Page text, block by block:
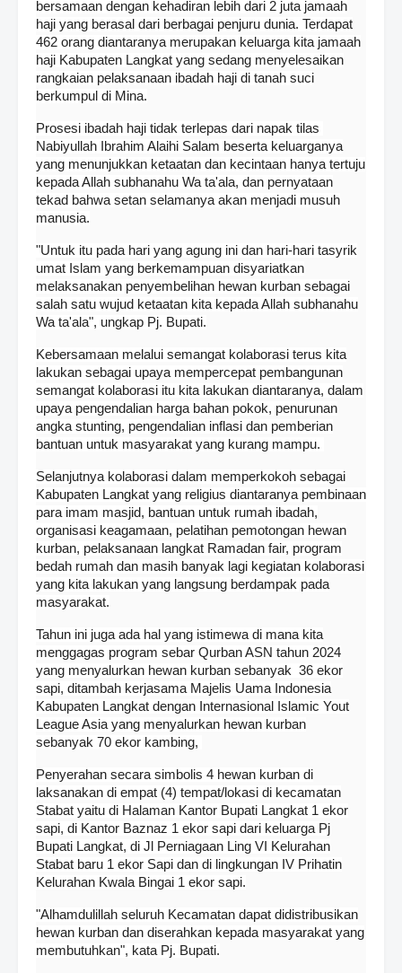
bersamaan dengan kehadiran lebih dari 2 juta jamaah
haji yang berasal dari berbagai penjuru dunia. Terdapat
462 orang diantaranya merupakan keluarga kita jamaah
haji Kabupaten Langkat yang sedang menyelesaikan
rangkaian pelaksanaan ibadah haji di tanah suci
berkumpul di Mina.
Prosesi ibadah haji tidak terlepas dari napak tilas
Nabiyullah Ibrahim Alaihi Salam beserta keluarganya
yang menunjukkan ketaatan dan kecintaan hanya tertuju
kepada Allah subhanahu Wa ta'ala, dan pernyataan
tekad bahwa setan selamanya akan menjadi musuh
manusia.
"Untuk itu pada hari yang agung ini dan hari-hari tasyrik
umat Islam yang berkemampuan disyariatkan
melaksanakan penyembelihan hewan kurban sebagai
salah satu wujud ketaatan kita kepada Allah subhanahu
Wa ta'ala", ungkap Pj. Bupati.
Kebersamaan melalui semangat kolaborasi terus kita
lakukan sebagai upaya mempercepat pembangunan
semangat kolaborasi itu kita lakukan diantaranya, dalam
upaya pengendalian harga bahan pokok, penurunan
angka stunting, pengendalian inflasi dan pemberian
bantuan untuk masyarakat yang kurang mampu.
Selanjutnya kolaborasi dalam memperkokoh sebagai
Kabupaten Langkat yang religius diantaranya pembinaan
para imam masjid, bantuan untuk rumah ibadah,
organisasi keagamaan, pelatihan pemotongan hewan
kurban, pelaksanaan langkat Ramadan fair, program
bedah rumah dan masih banyak lagi kegiatan kolaborasi
yang kita lakukan yang langsung berdampak pada
masyarakat.
Tahun ini juga ada hal yang istimewa di mana kita
menggagas program sebar Qurban ASN tahun 2024
yang menyalurkan hewan kurban sebanyak 36 ekor
sapi, ditambah kerjasama Majelis Uama Indonesia
Kabupaten Langkat dengan Internasional Islamic Yout
League Asia yang menyalurkan hewan kurban
sebanyak 70 ekor kambing,
Penyerahan secara simbolis 4 hewan kurban di
laksanakan di empat (4) tempat/lokasi di kecamatan
Stabat yaitu di Halaman Kantor Bupati Langkat 1 ekor
sapi, di Kantor Baznaz 1 ekor sapi dari keluarga Pj
Bupati Langkat, di Jl Perniagaan Ling VI Kelurahan
Stabat baru 1 ekor Sapi dan di lingkungan IV Prihatin
Kelurahan Kwala Bingai 1 ekor sapi.
"Alhamdulillah seluruh Kecamatan dapat didistribusikan
hewan kurban dan diserahkan kepada masyarakat yang
membutuhkan", kata Pj. Bupati.